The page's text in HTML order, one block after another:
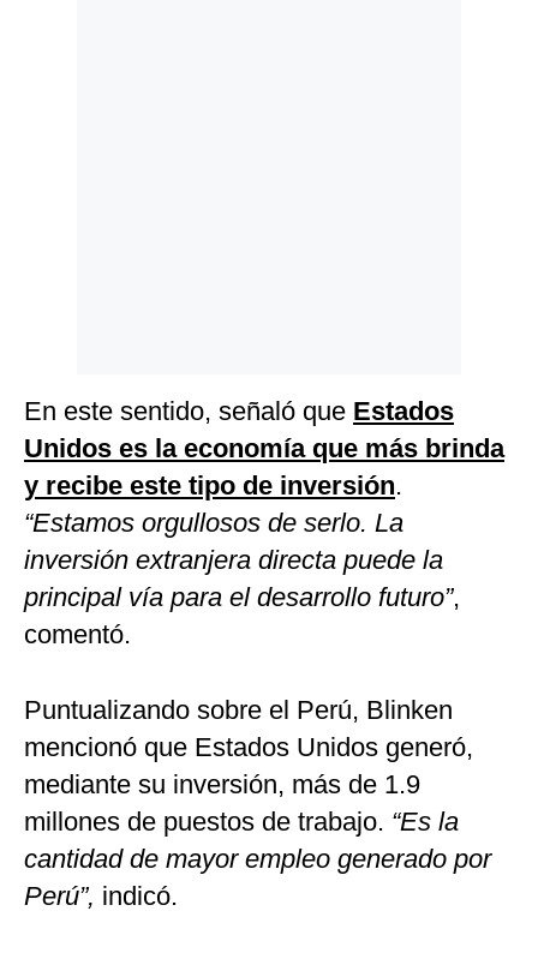
En este sentido, señaló que Estados
Unidos es la economía que más brinda
y recibe este tipo de inversión.
“Estamos orgullosos de serlo. La
inversión extranjera directa puede la
principal vía para el desarrollo futuro”,
comentó.
Puntualizando sobre el Perú, Blinken
mencionó que Estados Unidos generó,
mediante su inversión, más de 1.9
millones de puestos de trabajo. “Es la
cantidad de mayor empleo generado por
Perú”, indicó.